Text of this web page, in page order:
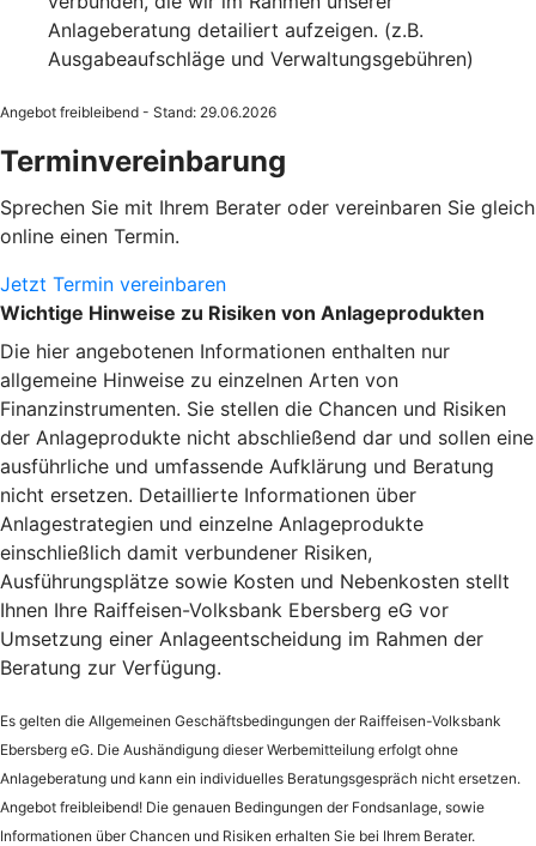
Anlageberatung detailiert aufzeigen. (z.B.
Ausgabeaufschläge und Verwaltungsgebühren)
Angebot freibleibend - Stand: 29.06.2026
Terminvereinbarung
Sprechen Sie mit Ihrem Berater oder vereinbaren Sie gleich
online einen Termin.
Jetzt Termin vereinbaren
Wichtige Hinweise zu Risiken von Anlageprodukten
Die hier angebotenen Informationen enthalten nur
allgemeine Hinweise zu einzelnen Arten von
Finanzinstrumenten. Sie stellen die Chancen und Risiken
der Anlageprodukte nicht abschließend dar und sollen eine
ausführliche und umfassende Aufklärung und Beratung
nicht ersetzen. Detaillierte Informationen über
Anlagestrategien und einzelne Anlageprodukte
einschließlich damit verbundener Risiken,
Ausführungsplätze sowie Kosten und Nebenkosten stellt
Ihnen Ihre Raiffeisen-Volksbank Ebersberg eG vor
Umsetzung einer Anlageentscheidung im Rahmen der
Beratung zur Verfügung.
Es gelten die Allgemeinen Geschäftsbedingungen der Raiffeisen-Volksbank
Ebersberg eG. Die Aushändigung dieser Werbemitteilung erfolgt ohne
Anlageberatung und kann ein individuelles Beratungsgespräch nicht ersetzen.
Angebot freibleibend! Die genauen Bedingungen der Fondsanlage, sowie
Informationen über Chancen und Risiken erhalten Sie bei Ihrem Berater.